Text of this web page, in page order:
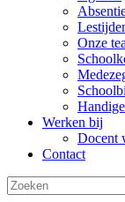
Onze
Werken bij
Docent
Contact